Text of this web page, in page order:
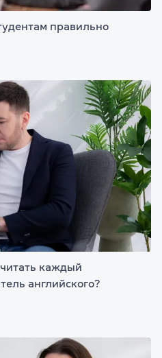
правильно
каждый
английского?